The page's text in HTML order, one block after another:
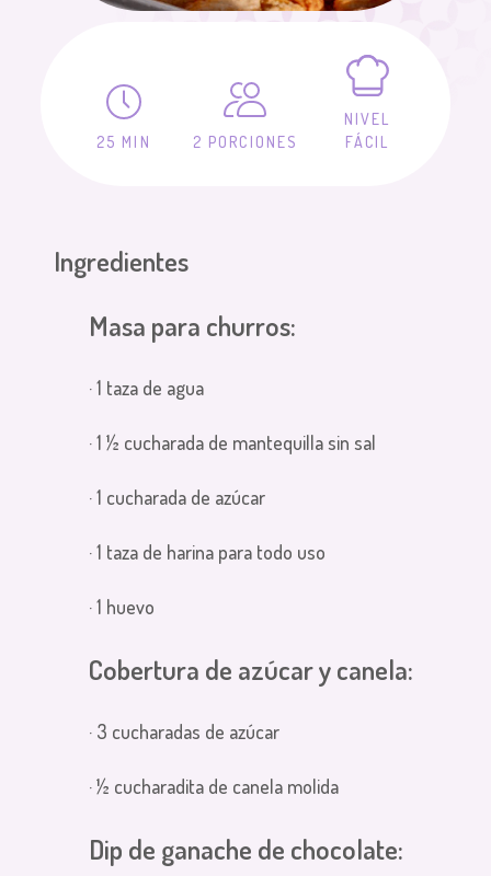
25 MIN 2 PORCIONES
NIVEL
FÁCIL
Ingredientes
Masa para churros:
· 1 taza de agua
· 1 ½ cucharada de mantequilla sin sal
· 1 cucharada de azúcar
· 1 taza de harina para todo uso
· 1 huevo
Cobertura de azúcar y canela:
· 3 cucharadas de azúcar
· ½ cucharadita de canela molida
Dip de ganache de chocolate: